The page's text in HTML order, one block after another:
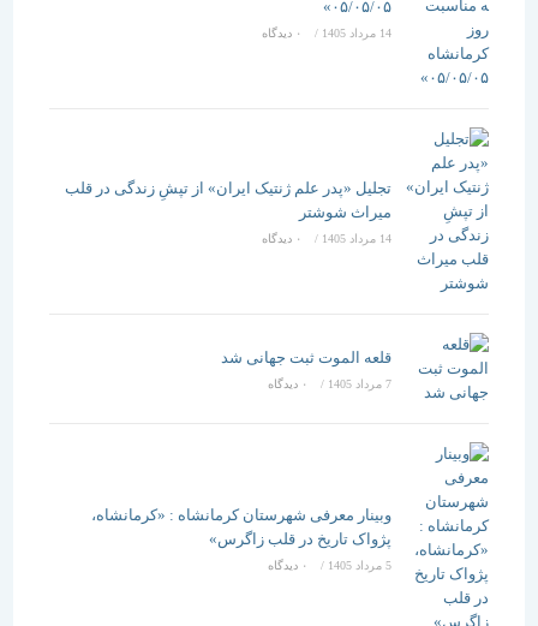
۰۵/۰۵/۰۵»
/ ۰ دیدگاه
تجلیل «پدر علم ژنتیک ایران» از تپشِ زندگی در قلب
میراث شوشتر
14 مرداد 1405 / ۰ دیدگاه
قلعه الموت ثبت جهانی شد
/ ۰ دیدگاه
وبینار معرفی شهرستان کرمانشاه : «کرمانشاه،
پژواک تاریخ در قلب زاگرس»
5 مرداد 1405 / ۰ دیدگاه